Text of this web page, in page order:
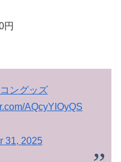
円
ングッズ
AQcyYIOyQS
31, 2025